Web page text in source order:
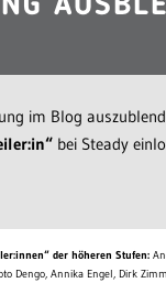
im Blog
bei Steady
der höheren Stufen:
Dengo, Annika Engel, Dirk